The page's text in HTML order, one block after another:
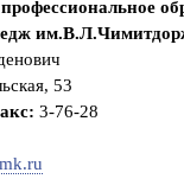
53
3-76-28